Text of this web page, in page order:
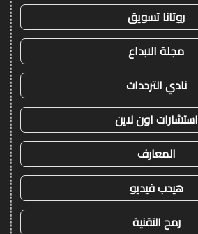
روتانا تسويق
مجلة الابداع
نادي الترددات
استشارات اون لاين
المعارف
هيدب فيديو
رمح التقنية